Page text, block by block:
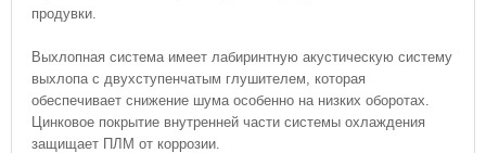
продувки.
Выхлопная система имеет лабиринтную акустическую систему
выхлопа с двухступенчатым глушителем, которая
обеспечивает снижение шума особенно на низких оборотах.
Цинковое покрытие внутренней части системы охлаждения
защищает ПЛМ от коррозии.